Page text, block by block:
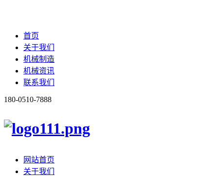
首页
关于我们
机械制造
机械资讯
联系我们
180-0510-7888
网站首页
关于我们